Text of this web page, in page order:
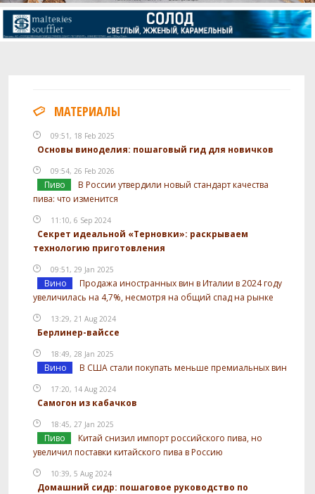
МАТЕРИАЛЫ
09:51, 18 Feb 2025
Основы виноделия: пошаговый гид для новичков
09:54, 26 Feb 2026
Пиво
В России утвердили новый стандарт качества
пива: что изменится
11:10, 6 Sep 2024
Секрет идеальной «Терновки»: раскрываем
технологию приготовления
09:51, 29 Jan 2025
Вино
Продажа иностранных вин в Италии в 2024 году
увеличилась на 4,7%, несмотря на общий спад на рынке
13:29, 21 Aug 2024
Берлинер-вайссе
18:49, 28 Jan 2025
Вино В США стали покупать меньше премиальных вин
17:20, 14 Aug 2024
Самогон из кабачков
18:45, 27 Jan 2025
Пиво
Китай снизил импорт российского пива, но
увеличил поставки китайского пива в Россию
10:39, 5 Aug 2024
Домашний сидр: пошаговое руководство по